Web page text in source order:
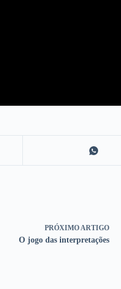
PRÓXIMO ARTIGO
O jogo das interpretações